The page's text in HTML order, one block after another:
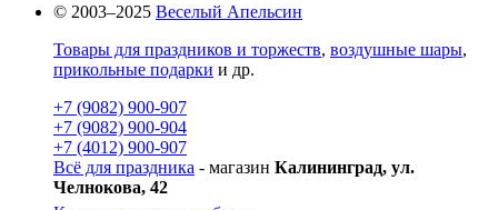
© 2003–2025 Веселый Апельсин
Товары для праздников и торжеств, воздушные шары,
прикольные подарки и др.
+7 (9082) 900-907
+7 (9082) 900-904
+7 (4012) 900-907
Всё для праздника - магазин Калининград, ул.
Челнокова, 42